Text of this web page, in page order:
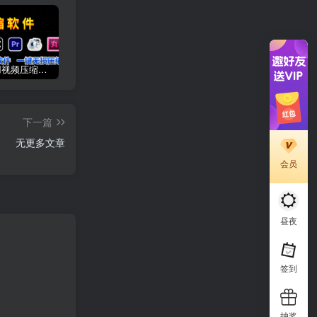
6款超好用视频压缩软件推荐，教你如何一键压缩视频，没有画质损失，再也不用担心硬盘爆掉了！
下一篇
无更多文章
会员
昼夜
签到